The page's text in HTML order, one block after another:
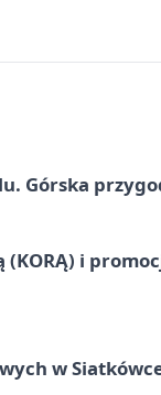
Górska
i
w